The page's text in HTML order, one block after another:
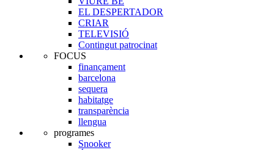
EL DESPERTADOR
CRIAR
TELEVISIÓ
Contingut patrocinat
FOCUS
finançament
barcelona
sequera
habitatge
transparència
llengua
programes
Snooker